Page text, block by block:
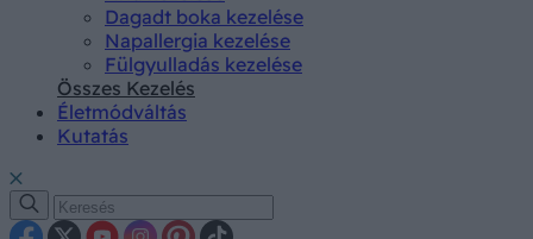
Dagadt boka kezelése
Napallergia kezelése
Fülgyulladás kezelése
Összes Kezelés
Életmódváltás
Kutatás